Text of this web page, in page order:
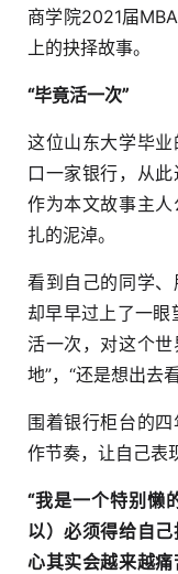
商学院2021届
上的抉择故事。
“毕竟活一次”
这位山东大学毕
口一家银行，从
作为本文故事主
扎的泥淖。
看到自己的同学
却早早过上了一眼
活一次，对这个
地”，“还是想出去
围着银行柜台的
作节奏，让自己表
“我是一个特别懒
以）必须得给自
心其实会越来越